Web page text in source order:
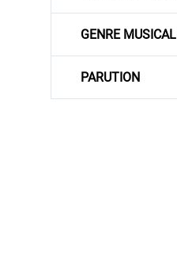
GENRE MUSICAL
PARUTION